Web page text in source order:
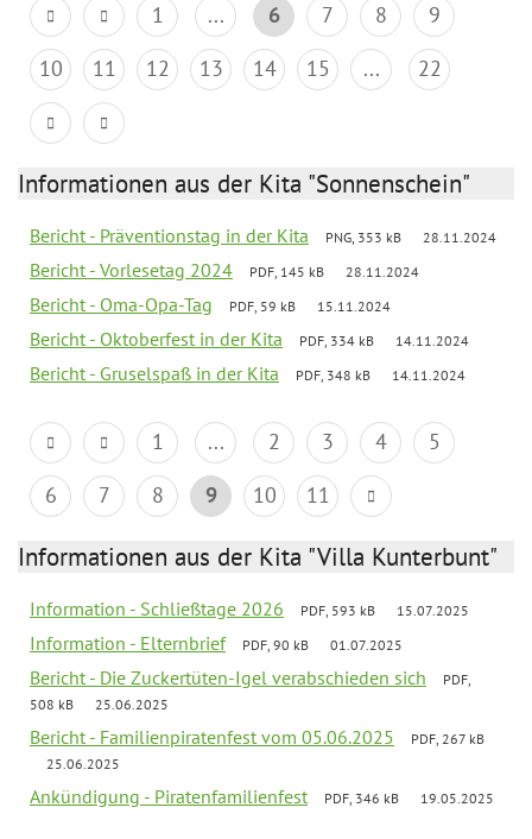
1 ... 6 7 8
9
10
11 12 13 14 15 ... 22
Informationen aus der Kita "Sonnenschein"
Bericht - Präventionstag in der Kita PNG, 353 kB 28.11.2024
Bericht - Vorlesetag 2024 PDF, 145 kB 28.11.2024
Bericht - Oma-Opa-Tag PDF, 59 kB 15.11.2024
Bericht - Oktoberfest in der Kita PDF, 334 kB 14.11.2024
Bericht - Gruselspaß in der Kita PDF, 348 kB 14.11.2024
1 ... 2 3 4
5
6
7 8 9 10 11
Informationen aus der Kita "Villa Kunterbunt"
Information - Schließtage 2026 PDF, 593 kB 15.07.2025
Information - Elternbrief PDF, 90 kB 01.07.2025
Bericht - Die Zuckertüten-Igel verabschieden sich
PDF,
508 kB
25.06.2025
Bericht - Familienpiratenfest vom 05.06.2025
PDF, 267 kB
25.06.2025
Ankündigung - Piratenfamilienfest PDF, 346 kB 19.05.2025